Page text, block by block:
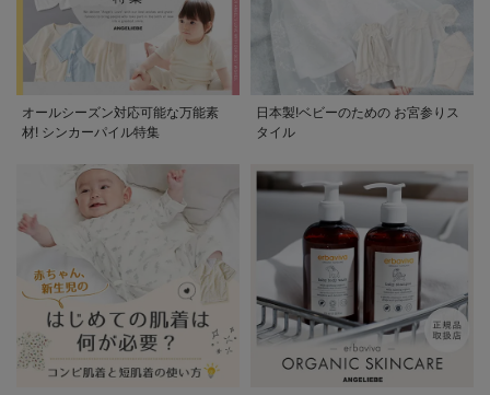
オールシーズン対応可能な万能素
材! シンカーパイル特集
日本製!ベビーのための お宮参りス
タイル